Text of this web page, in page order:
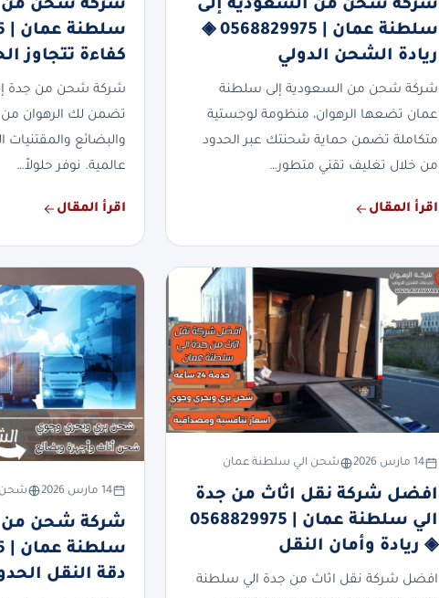
شركة شحن من السعودية إلى
سلطنة عمان | 0568829975 ◈
ريادة الشحن الدولي
شركة شحن من السعودية إلى سلطنة
عمان تضعها الرهوان، منظومة لوجستية
متكاملة تضمن حماية شحنتك عبر الحدود
من خلال تغليف تقني متطور…
اقرأ المقال
شركة شحن من
كفاءة تتجاوز
شركة شحن من جدة
تضمن لك الرهوان من
والبضائع
عالمية. نوفر حلولاً…
اقرأ المقال
14 مارس 2026 شحن الي سلطنة عمان
افضل شركة نقل اثاث من جدة
الي سلطنة عمان | 0568829975
◈ ريادة وأمان النقل
افضل شركة نقل اثاث من جدة الي سلطنة
14 مارس 2026 شحن
شركة شحن من
دقة النقل